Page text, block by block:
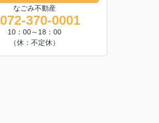
なごみ不動産
072-370-0001
10：00～18：00
（休：不定休）